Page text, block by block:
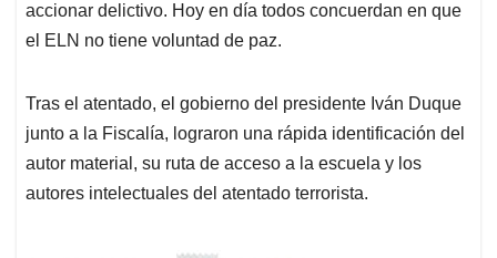
accionar delictivo. Hoy en día todos concuerdan en que
el ELN no tiene voluntad de paz.
Tras el atentado, el gobierno del presidente Iván Duque
junto a la Fiscalía, lograron una rápida identificación del
autor material, su ruta de acceso a la escuela y los
autores intelectuales del atentado terrorista.